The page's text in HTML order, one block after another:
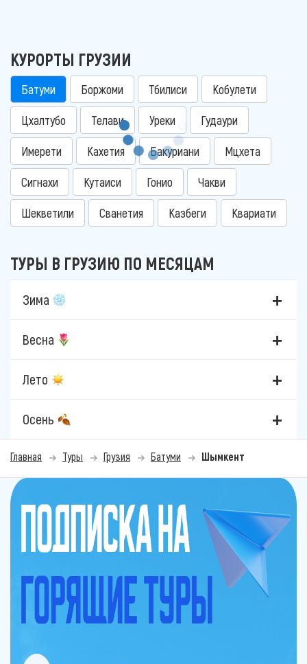
КУРОРТЫ ГРУЗИИ
Батуми Боржоми Тбилиси Кобулети
Цхалтубо Телави Уреки Гудаури
Имерети Кахетия Бакуриани Мцхета
Сигнахи Кутаиси Гонио Чакви
Шекветили Сванетия Казбеги Квариати
ТУРЫ В ГРУЗИЮ ПО МЕСЯЦАМ
Зима
Весна
Лето
Осень
Главная Туры Грузия Батуми Шымкент